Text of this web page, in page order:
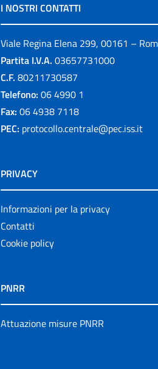
I NOSTRI CONTATTI
Viale Regina Elena 299, 00161 –
Partita I.V.A. 03657731000
C.F. 80211730587
Telefono: 06 4990 1
Fax: 06 4938 7118
PEC: protocollo.centrale@pec.iss.it
PRIVACY
Informazioni per la privacy
Contatti
Cookie policy
PNRR
Attuazione misure PNRR